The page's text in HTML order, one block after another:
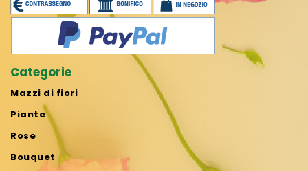
Categorie
Mazzi di fiori
Piante
Rose
Bouquet